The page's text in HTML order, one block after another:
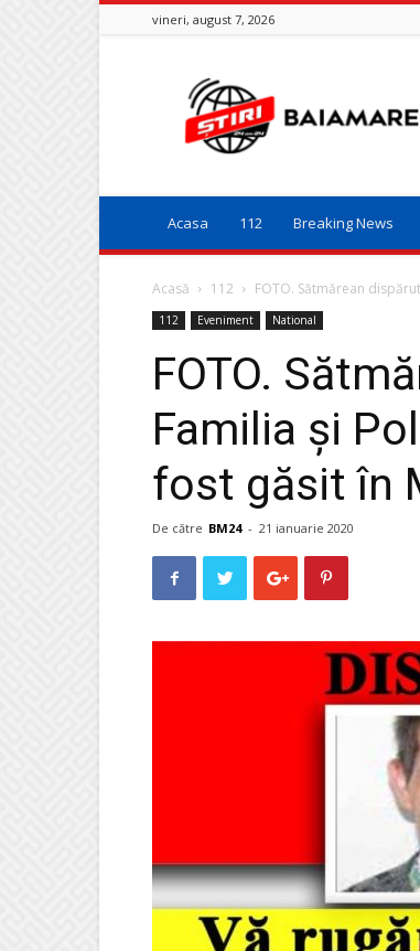
vineri, august 7, 2026
Baia
Mare
24
Acasa 112 Breaking News
Acasă 112 FOTO. Sătmărean
112 Eveniment National
FOTO.
Familia și
fost găsit în
De către BM24 - 21 ianuarie 2020